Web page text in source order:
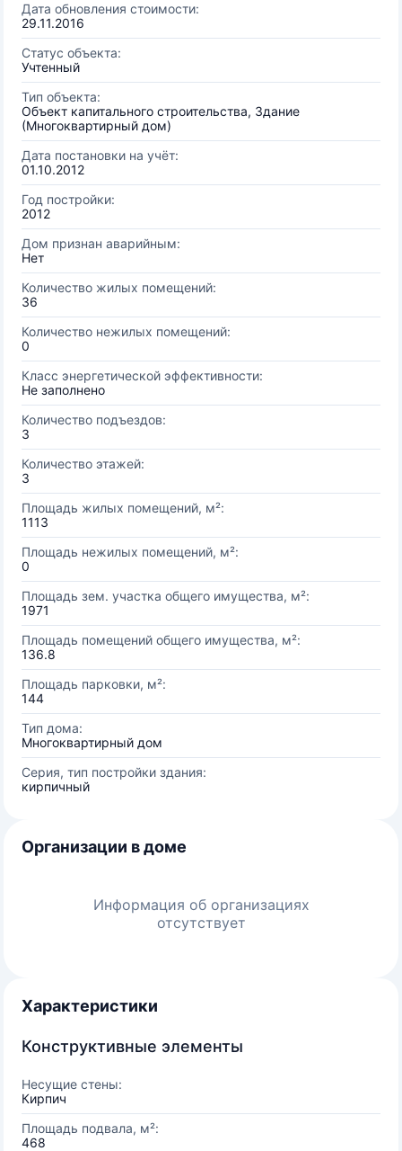
Дата обновления стоимости:
29.11.2016
Статус объекта:
Учтенный
Тип объекта:
Объект капитального строительства, Здание
(Многоквартирный дом)
Дата постановки на учёт:
01.10.2012
Год постройки:
2012
Дом признан аварийным:
Нет
Количество жилых помещений:
36
Количество нежилых помещений:
0
Класс энергетической эффективности:
Не заполнено
Количество подъездов:
3
Количество этажей:
3
Площадь жилых помещений, м²:
1113
Площадь нежилых помещений, м²:
0
Площадь зем. участка общего имущества, м²:
1971
Площадь помещений общего имущества, м²:
136.8
Площадь парковки, м²:
144
Тип дома:
Многоквартирный дом
Серия, тип постройки здания:
кирпичный
Организации в доме
Информация об организациях
отсутствует
Характеристики
Конструктивные элементы
Несущие стены:
Кирпич
Площадь подвала, м²:
468